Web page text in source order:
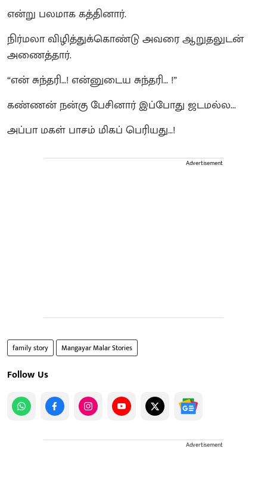
என்று பலமாக கத்தினார்.
நிர்மலா விழித்துக்கொண்டு அவரை ஆறுதலுடன்
அணைத்தார்.
“என் சுந்தரி…! என்னுடைய சுந்தரி… !”
கண்ணன் நன்கு பேசினார் இப்போது ஜடமல்ல...
அப்பா மகள் பாசம் மிகப் பெரியது…!
Advertisement
family story Mangayar Malar Stories
Follow Us
Advertisement